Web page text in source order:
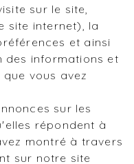
sur le site,
site internet), la
et ainsi
des informations et
vous avez
sur les
répondent à
montré à travers
sur notre site